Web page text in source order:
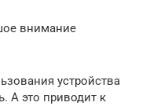
внимание
устройства
А это приводит к